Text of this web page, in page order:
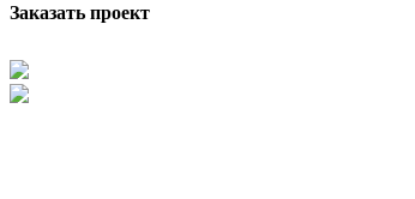
Заказать проект